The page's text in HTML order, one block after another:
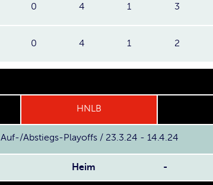
0 4 1 3
0 4 1 2
HNLB
Auf-/Abstiegs-Playoffs / 23.3.24 - 14.4.24
Heim -